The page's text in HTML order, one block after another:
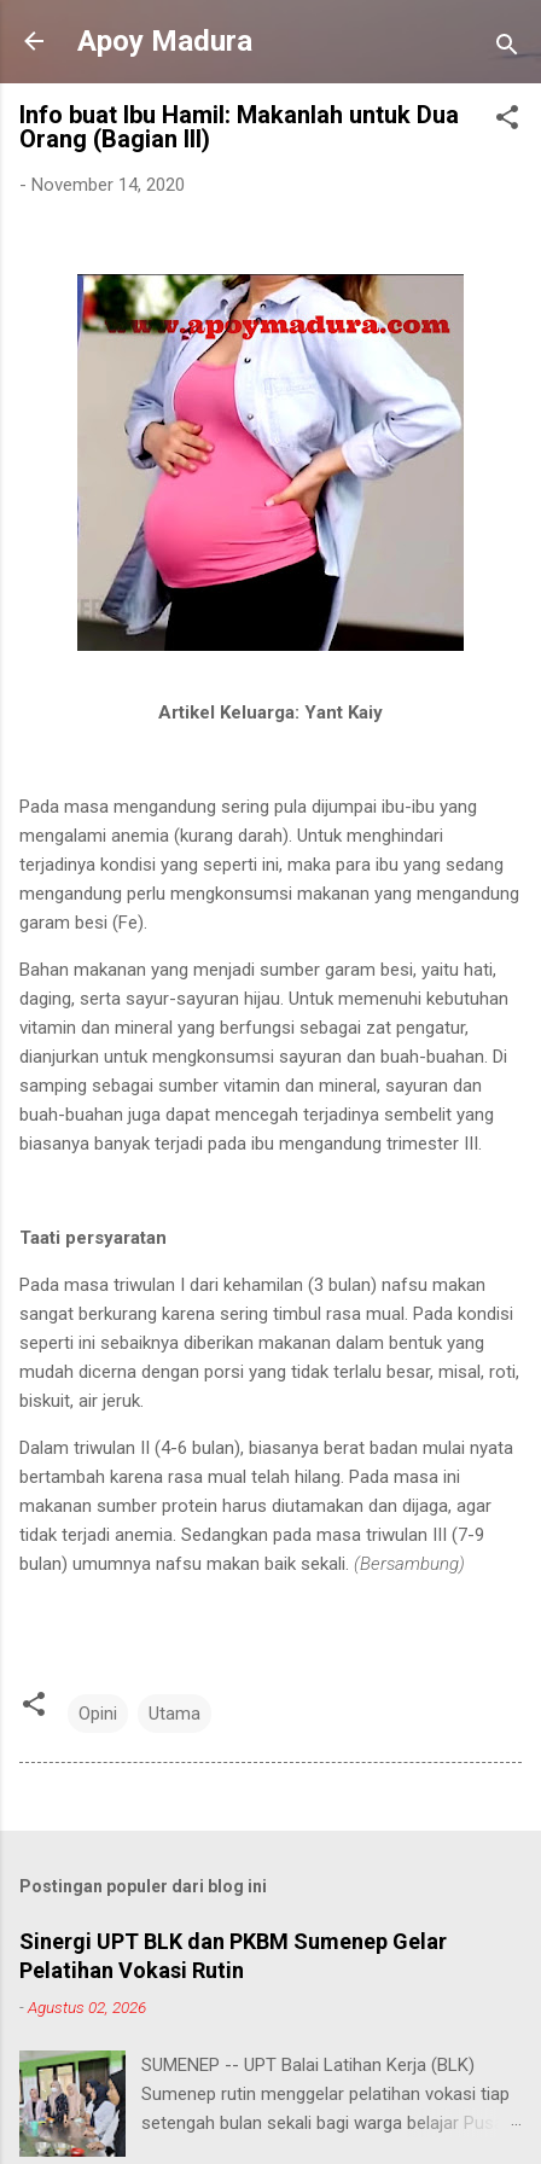
Langsung ke konten utama
Apoy Madura
Info buat Ibu Hamil: Makanlah untuk Dua
Orang (Bagian III)
- November 14, 2020
Artikel Keluarga: Yant Kaiy
Pada masa mengandung sering pula dijumpai ibu-ibu yang
mengalami anemia (kurang darah). Untuk menghindari
terjadinya kondisi yang seperti ini, maka para ibu yang sedang
mengandung perlu mengkonsumsi makanan yang mengandung
garam besi (Fe).
Bahan makanan yang menjadi sumber garam besi, yaitu hati,
daging, serta sayur-sayuran hijau. Untuk memenuhi kebutuhan
vitamin dan mineral yang berfungsi sebagai zat pengatur,
dianjurkan untuk mengkonsumsi sayuran dan buah-buahan. Di
samping sebagai sumber vitamin dan mineral, sayuran dan
buah-buahan juga dapat mencegah terjadinya sembelit yang
biasanya banyak terjadi pada ibu mengandung trimester III.
Taati persyaratan
Pada masa triwulan I dari kehamilan (3 bulan) nafsu makan
sangat berkurang karena sering timbul rasa mual. Pada kondisi
seperti ini sebaiknya diberikan makanan dalam bentuk yang
mudah dicerna dengan porsi yang tidak terlalu besar, misal, roti,
biskuit, air jeruk
Dalam triwulan II (4-6 bulan), biasanya berat badan mulai nyata
bertambah karena rasa mual telah hilang. Pada masa ini
makanan sumber protein harus diutamakan dan dijaga, agar
tidak terjadi anemia. Sedangkan pada masa triwulan III (7-9
bulan) umumnya nafsu makan baik sekali. (Bersambung)
Opini Utama
Postingan populer dari blog ini
Sinergi UPT BLK dan PKBM Sumenep Gelar
Pelatihan Vokasi Rutin
-Agustus 02, 2026
SUMENEP -- UPT Balai Latihan Kerja (BLK)
Sumenep rutin menggelar pelatihan vokasi tiap
setengah bulan sekali bagi warga belajar Pusat